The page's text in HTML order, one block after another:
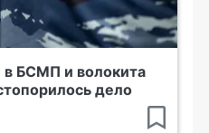
БСМП и волокита
дело